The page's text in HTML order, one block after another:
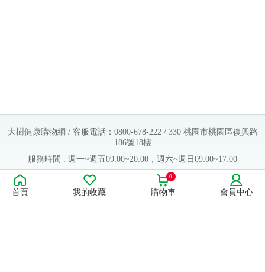
大樹健康購物網 / 客服電話：0800-678-222 / 330 桃園市桃園區復興路
186號18樓
服務時間 : 週一~週五09:00~20:00，週六~週日09:00~17:00
Copyright © 2016 大樹連鎖藥局. All Rights Reserved.
販售業者資料：
首頁 我的收藏 購物車
0
會員中心